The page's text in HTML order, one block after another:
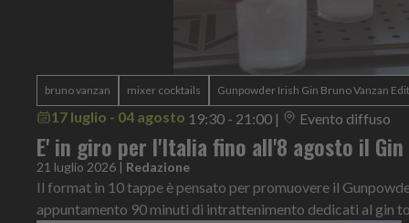
bruno vanzan mixer cocktails Gunpowder Irish Gin Bruno Vanzan
17 luglio - 04 agosto 19:30 - 21:00 | Evento diffuso
E' in giro per l'Italia fino all'8 agosto il
21 luglio 2026 | Redazione
Il format in 10 tappe è pensato per promuovere il
appuntamento 90 minuti di intrattenimento dedicati al gin